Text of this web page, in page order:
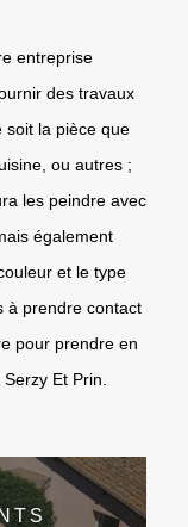
entreprise
des travaux
soit la pièce que
ou autres ;
les peindre avec
également
et le type
à prendre contact
pour prendre en
Et Prin.